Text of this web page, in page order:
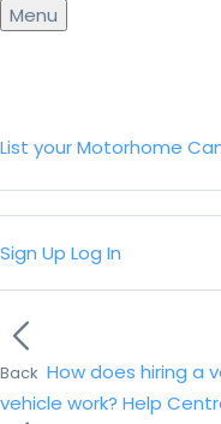
Menu
List your Motorhome
Sign Up Log In
Back How does hiring a
vehicle work? Help